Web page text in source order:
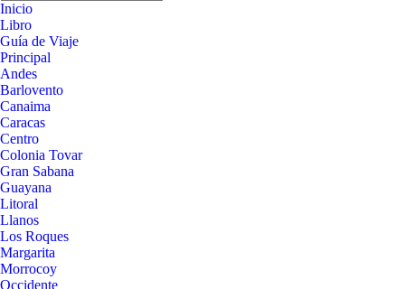
Inicio
Libro
Guía de Viaje
Principal
Andes
Barlovento
Canaima
Caracas
Centro
Colonia Tovar
Gran Sabana
Guayana
Litoral
Llanos
Los Roques
Margarita
Morrocoy
Occidente